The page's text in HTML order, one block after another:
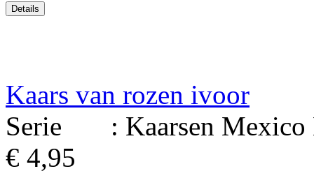
Kaars van rozen ivoor
Serie : Kaarsen Mexico
€ 4,95